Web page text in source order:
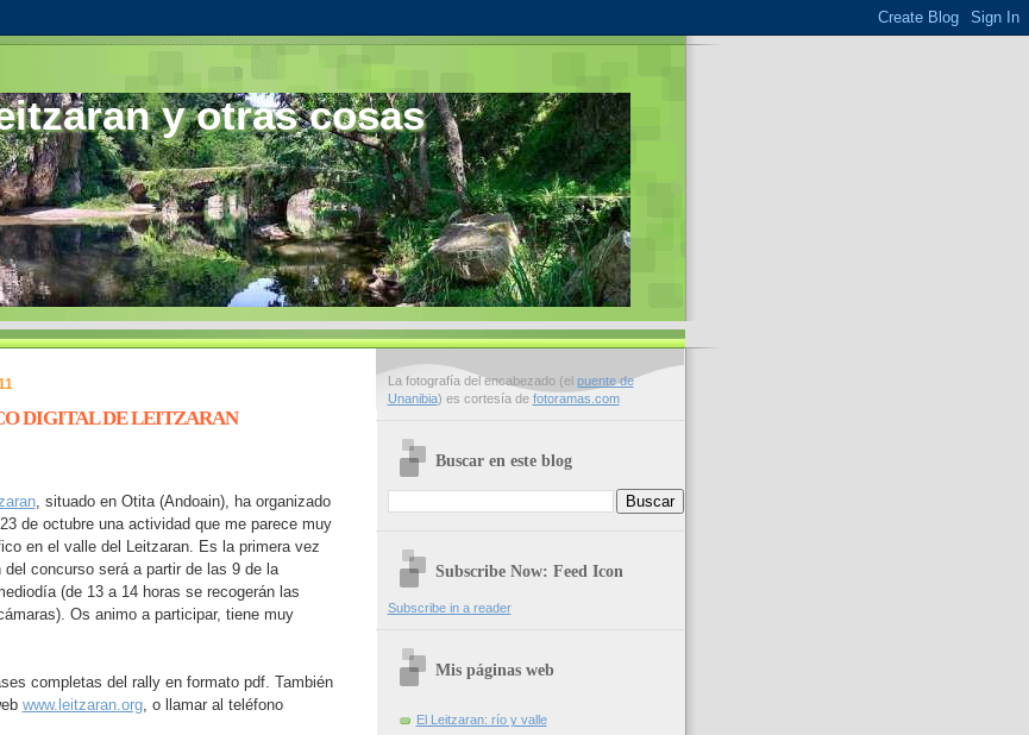
y otras cosas
DIGITAL DE LEITZARAN
, situado en Otita (Andoain), ha organizado
de octubre una actividad que me parece muy
en el valle del Leitzaran. Es la primera vez
concurso será a partir de las 9 de la
(de 13 a 14 horas se recogerán las
Os animo a participar, tiene muy
completas del rally en formato pdf. También
www.leitzaran.org, o llamar al teléfono
La fotografía del encabezado (el puente de
Unanibia) es cortesía de fotoramas.com
Buscar en este blog
Subscribe Now: Feed Icon
Subscribe in a reader
Mis páginas web
El Leitzaran: río y valle